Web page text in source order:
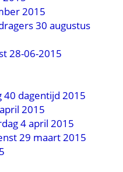
2015
30 augustus
28-06-2015
40 dagentijd 2015
2015
4 april 2015
29 maart 2015